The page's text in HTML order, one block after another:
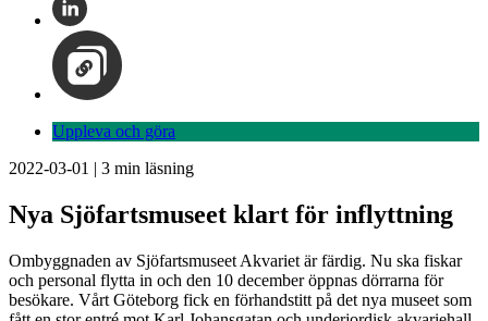
Uppleva och göra
2022-03-01 | 3 min läsning
Nya Sjöfartsmuseet klart för inflyttning
Ombyggnaden av Sjöfartsmuseet Akvariet är färdig. Nu ska fiskar
och personal flytta in och den 10 december öppnas dörrarna för
besökare. Vårt Göteborg fick en förhandstitt på det nya museet som